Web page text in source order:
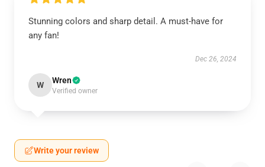
Stunning colors and sharp detail. A must-have for
any fan!
Dec 26, 2024
W Wren
Verified owner
Write your review